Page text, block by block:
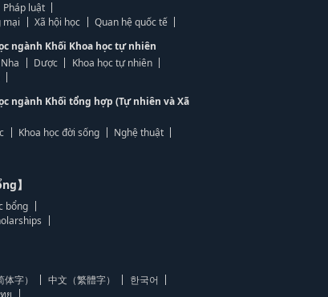
Pháp luật
mại
Xã hội học
Quan hệ quốc tế
ngành Khối Khoa học tự nhiên
Dược
Khoa học tự nhiên
ngành Khối tổng hợp (Tự nhiên và Xã
Khoa học đời sống
Nghệ thuật
】
bổng
字） 中文（繁體字）
한국어
ย